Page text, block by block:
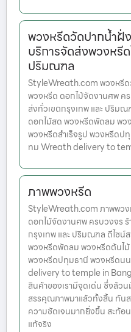
พวงหรีดวัดปากน้ำฝั่
บริการจัดส่งพวงหรีด
ปริมณฑล
StyleWreath.com พวงหรีด
พวงหรีด ดอกไม้จัดงานศพ ค
ส่งทั่วเขตกรุงเทพ และ ปริม
ดอกไม้สด พวงหรีดพัดลม พว
พวงหรีดสำเร็จรูป พวงหรีด
ทม Wreath delivery to
ภาพพวงหรีด
StyleWreath.com ภาพพวง
ดอกไม้จัดงานศพ ครบวงจร
กรุงเทพ และ ปริมณฑล ดีไซน์
พวงหรีดพัดลม พวงหรีดต้นไม้
พวงหรีดปทุมธานี พวงหรีด
delivery to temple in
สินค้าของเรามีจุดเด่น ซึ่งล้ว
สรรคุณภาพมาแล้วทั้งสิ้น ทัน
ความชัดเจนมากยิ่งขึ้น สะท้อ
แท้จริง